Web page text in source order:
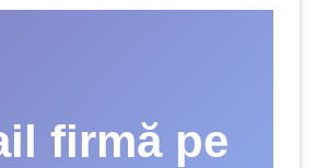
firmă pe